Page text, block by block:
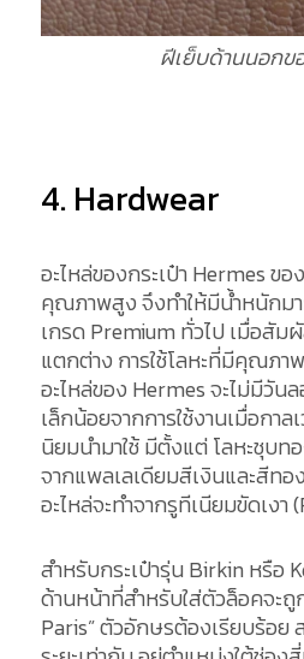
ฝีเย็บด้านนอกข
4. Hardwear
อะไหล่ของกระเป๋า Hermes ขอ
คุณภาพสูง จึงทำให้มีน้ำหนักมา
เกรด Premium ทั่วไป เมื่อสัม
แตกต่าง การใช้โลหะที่มีคุณภา
อะไหล่ของ Hermes จะไม่มีวัน
เล็กน้อยจากการใช้งานเมื่อกาล
นิยมนำมาใช้ มีตั้งแต่ โลหะชุบท
จากแพลเลเดียมสีเงินและสีท
อะไหล่จะทำจากรูทีเนียมขัดเงา
สำหรับกระเป๋ารุ่น Birkin หรือ
ด้านหน้าที่สำหรับใส่ตัวล็อคจะ
Paris” ตัวอักษรต้องเรียบร้อย